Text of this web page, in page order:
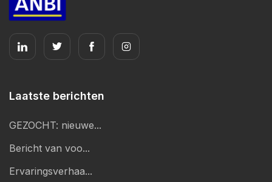
Laatste berichten
GEZOCHT: nieuwe...
Bericht van voo...
Ervaringsverhaa...